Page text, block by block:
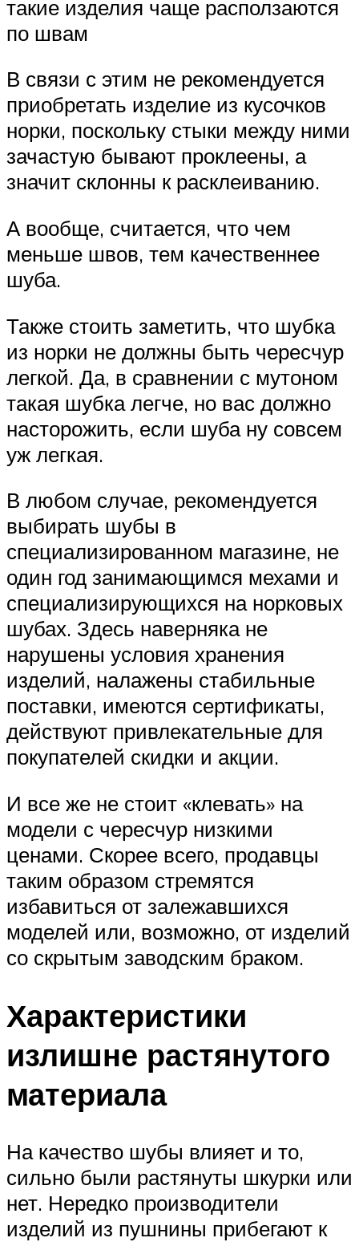
такие изделия чаще расползаются
по швам
В связи с этим не рекомендуется
приобретать изделие из кусочков
норки, поскольку стыки между ними
зачастую бывают проклеены, а
значит склонны к расклеиванию.
А вообще, считается, что чем
меньше швов, тем качественнее
шуба.
Также стоить заметить, что шубка
из норки не должны быть чересчур
легкой. Да, в сравнении с мутоном
такая шубка легче, но вас должно
насторожить, если шуба ну совсем
уж легкая.
В любом случае, рекомендуется
выбирать шубы в
специализированном магазине, не
один год занимающимся мехами и
специализирующихся на норковых
шубах. Здесь наверняка не
нарушены условия хранения
изделий, налажены стабильные
поставки, имеются сертификаты,
действуют привлекательные для
покупателей скидки и акции.
И все же не стоит «клевать» на
модели с чересчур низкими
ценами. Скорее всего, продавцы
таким образом стремятся
избавиться от залежавшихся
моделей или, возможно, от изделий
со скрытым заводским браком.
Характеристики
излишне растянутого
материала
На качество шубы влияет и то,
сильно были растянуты шкурки или
нет. Нередко производители
изделий из пушнины прибегают к